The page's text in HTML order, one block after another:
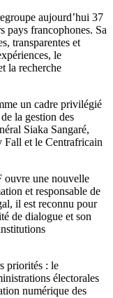
aujourd’hui 37
pays francophones. Sa
transparentes et
le
la recherche
un cadre privilégié
la gestion des
Siaka Sangaré,
Fall et le Centrafricain
ouvre une nouvelle
et responsable de
il est reconnu pour
de dialogue et son
priorités : le
électorales
numérique des